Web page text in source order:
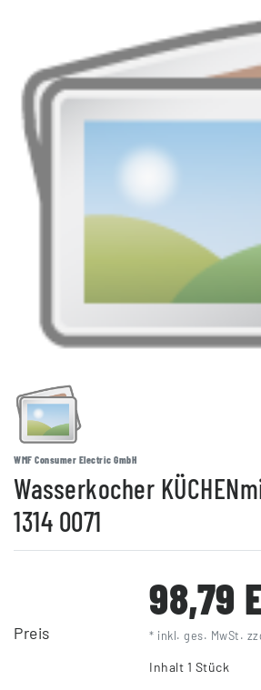
WMF Consumer Electric GmbH
Wasserkocher
1314 0071
Preis
98,79
* inkl. ges. MwSt.
Inhalt 1 Stück